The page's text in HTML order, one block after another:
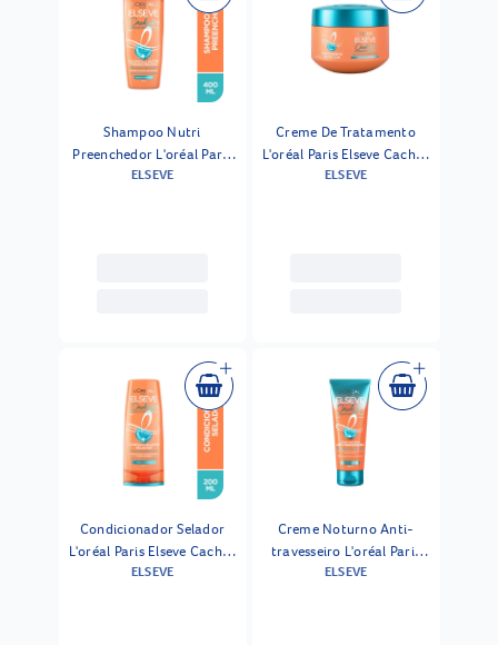
Shampoo Nutri
Preenchedor L'oréal Paris
Elseve Cachos Longos Dos
ELSEVE
Creme De Tratamento
L'oréal Paris Elseve Cachos
Longos Dos Sonhos 300ml
ELSEVE
Condicionador Selador
L'oréal Paris Elseve Cachos
Longos Dos Sonhos 200ml
ELSEVE
Creme Noturno Anti-
travesseiro L'oréal Paris
Elseve Cachos Longos Dos
ELSEVE